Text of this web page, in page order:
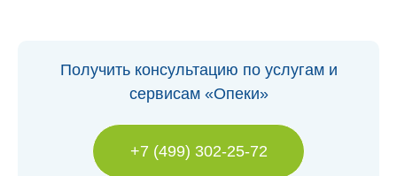
Получить консультацию по услугам и
сервисам «Опеки»
+7 (499) 302-25-72